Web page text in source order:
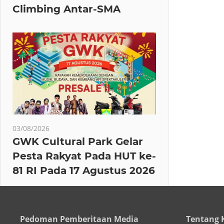
Climbing Antar-SMA
03/08/2026
GWK Cultural Park Gelar
Pesta Rakyat Pada HUT ke-
81 RI Pada 17 Agustus 2026
Pedoman Pemberitaan Media Tentang